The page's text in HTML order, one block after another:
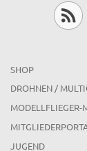
SHOP
DROHNEN /
MODELLFLIEGER-
JUGEND